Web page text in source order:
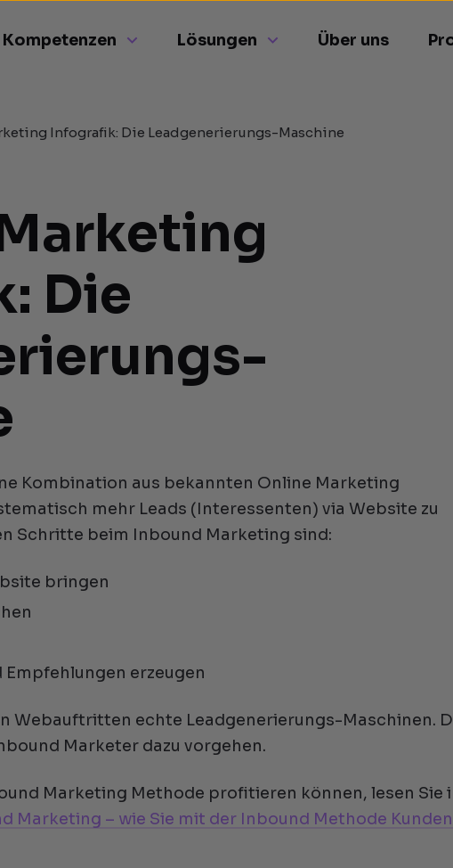
Kompetenzen Lösungen Über uns
Infografik: Die Leadgenerierungs-Maschine
Die
Kombination aus bekannten Online Marketing
mehr Leads (Interessenten) via Website zu
Schritte beim Inbound Marketing sind:
bringen
erzeugen
Webauftritten echte Leadgenerierungs-Maschinen.
Marketer dazu vorgehen.
Marketing Methode profitieren können, lesen Sie
Marketing – wie Sie mit der Inbound Methode Kunden